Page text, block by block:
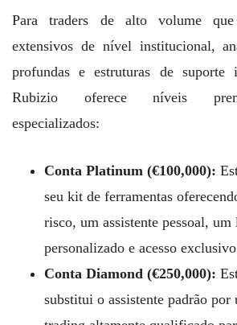
Para traders de alto volume que
extensivos de nível institucional,
profundas e estruturas de suporte
Rubizio oferece níveis
especializados:
Conta Platinum (€100,000):
seu kit de ferramentas
risco, um assistente pessoal,
personalizado e acesso
Conta Diamond (€250,000):
substitui o assistente padrão por